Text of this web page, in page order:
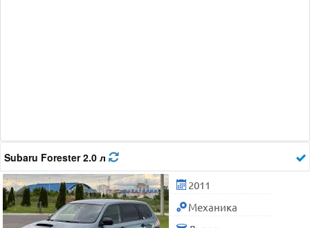
Subaru Forester 2.0 л
2011
Механика